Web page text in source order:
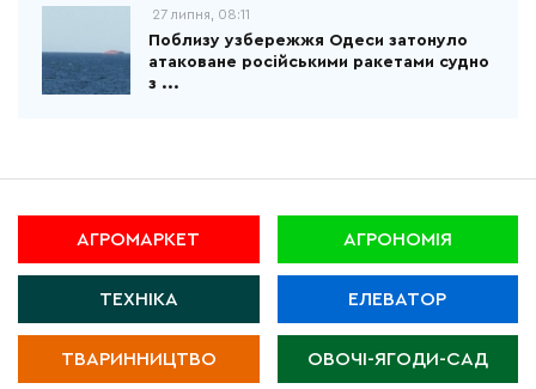
27 липня, 08:11
Поблизу узбережжя Одеси затонуло
атаковане російськими ракетами судно
з ...
АГРОМАРКЕТ АГРОНОМІЯ
ТЕХНІКА ЕЛЕВАТОР
ТВАРИННИЦТВО ОВОЧІ-ЯГОДИ-САД